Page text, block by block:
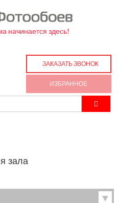
начинается здесь!
ЗАКАЗАТЬ ЗВОНОК
ИЗБРАННОЕ
зала